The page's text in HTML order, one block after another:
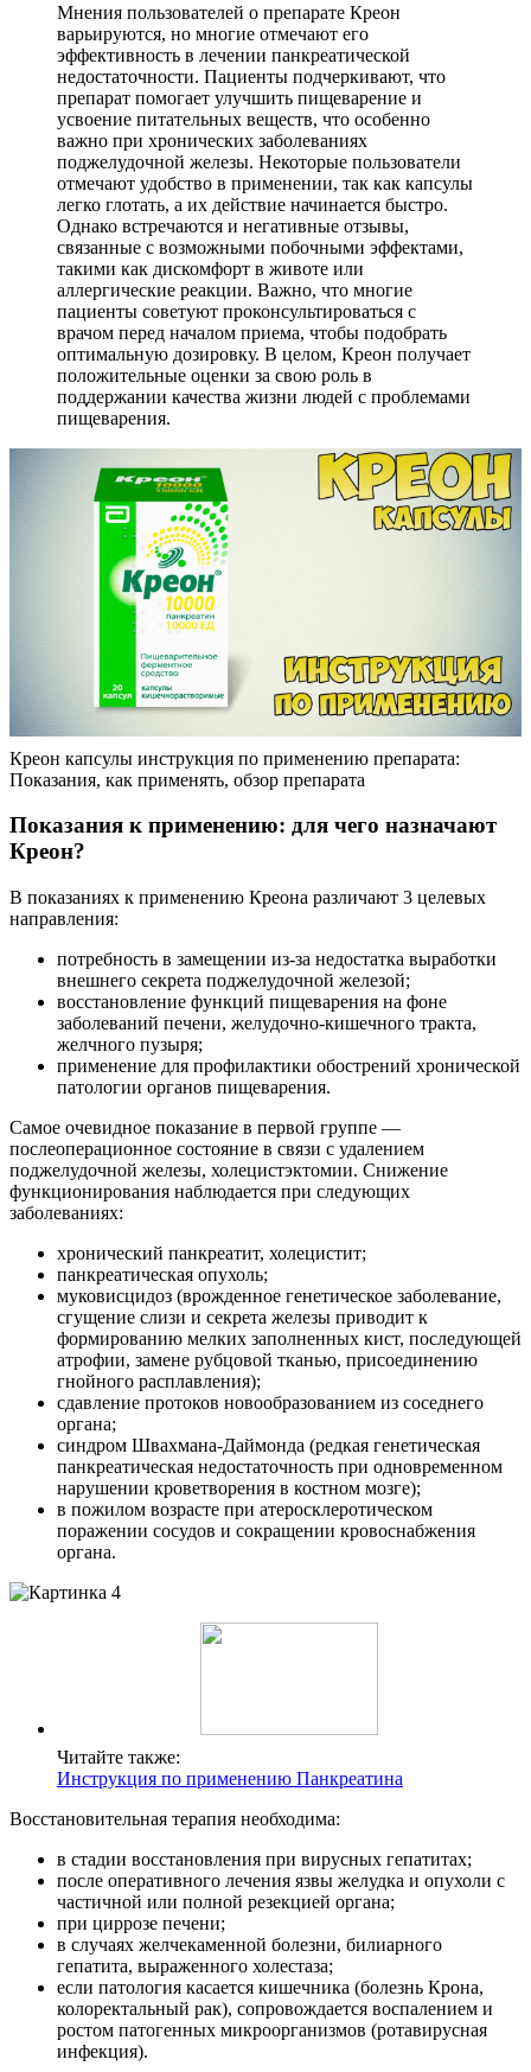
Мнения пользователей о препарате Креон
варьируются, но многие отмечают его
эффективность в лечении панкреатической
недостаточности. Пациенты подчеркивают, что
препарат помогает улучшить пищеварение и
усвоение питательных веществ, что особенно
важно при хронических заболеваниях
поджелудочной железы. Некоторые пользователи
отмечают удобство в применении, так как капсулы
легко глотать, а их действие начинается быстро.
Однако встречаются и негативные отзывы,
связанные с возможными побочными эффектами,
такими как дискомфорт в животе или
аллергические реакции. Важно, что многие
пациенты советуют проконсультироваться с
врачом перед началом приема, чтобы подобрать
оптимальную дозировку. В целом, Креон получает
положительные оценки за свою роль в
поддержании качества жизни людей с проблемами
пищеварения.
Креон капсулы инструкция по применению препарата:
Показания, как применять, обзор препарата
Показания к применению: для чего назначают
Креон?
В показаниях к применению Креона различают 3 целевых
направления:
потребность в замещении из-за недостатка выработки
внешнего секрета поджелудочной железой;
восстановление функций пищеварения на фоне
заболеваний печени, желудочно-кишечного тракта,
желчного пузыря;
применение для профилактики обострений хронической
патологии органов пищеварения.
Самое очевидное показание в первой группе —
послеоперационное состояние в связи с удалением
поджелудочной железы, холецистэктомии. Снижение
функционирования наблюдается при следующих
заболеваниях:
хронический панкреатит, холецистит;
панкреатическая опухоль;
муковисцидоз (врожденное генетическое заболевание,
сгущение слизи и секрета железы приводит к
формированию мелких заполненных кист, последующей
атрофии, замене рубцовой тканью, присоединению
гнойного расплавления);
сдавление протоков новообразованием из соседнего
органа;
синдром Швахмана-Даймонда (редкая генетическая
панкреатическая недостаточность при одновременном
нарушении кроветворения в костном мозге);
в пожилом возрасте при атеросклеротическом
поражении сосудов и сокращении кровоснабжения
органа.
Читайте также:
Инструкция по применению Панкреатина
Восстановительная терапия необходима:
в стадии восстановления при вирусных гепатитах;
после оперативного лечения язвы желудка и опухоли с
частичной или полной резекцией органа;
при циррозе печени;
в случаях желчекаменной болезни, билиарного
гепатита, выраженного холестаза;
если патология касается кишечника (болезнь Крона,
колоректальный рак), сопровождается воспалением и
ростом патогенных микроорганизмов (ротавирусная
инфекция).